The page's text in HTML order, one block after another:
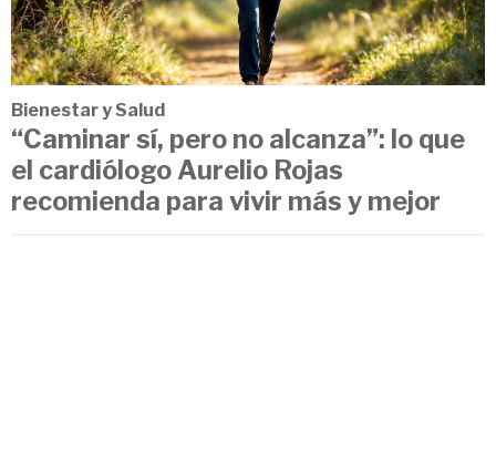
Bienestar y Salud
“Caminar sí, pero no alcanza”: lo que
el cardiólogo Aurelio Rojas
recomienda para vivir más y mejor